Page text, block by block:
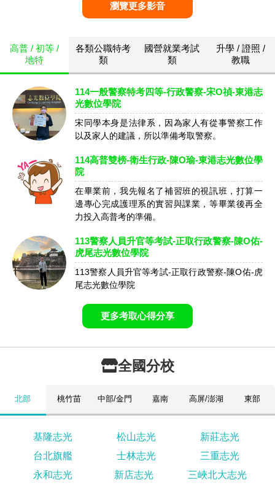
瀏覽更多影音
高普 / 初等 /
地特
各類公職特考
類
國營就業考試
類
升學 / 證照 /
教職
114一般警察特考四等-行政警察-宋O禎-東港志
光數位學院
宋同學本身是法律系，因為家人有從事警察工作
以及家人的建議，所以準備考取警察。
114高普雙榜-衛生行政-陳O瑜-東港志光數位學
院
在畢業前，我先報名了補習班的視訊班，打算一
邊專心完成護理系的實習與課業，等畢業後再全
力投入高普考的準備。
113警察人員升官等考試-正取行政警察-陳O佑-
虎尾志光數位學院
113警察人員升官等考試-正取行政警察-陳O佑-虎
尾志光數位學院
更多考取心得分享
全國分校
北部 桃竹苗 中部/金門 嘉南 高屏/澎湖 東部
基隆志光 松山志光
新莊志光
台北旗艦
士林志光
三重志光
永和志光
新店志光 三峽北大志光